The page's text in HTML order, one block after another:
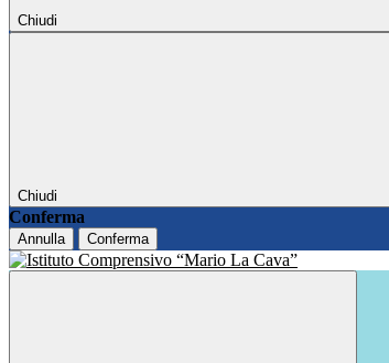
Chiudi
Chiudi
Conferma
Annulla Conferma